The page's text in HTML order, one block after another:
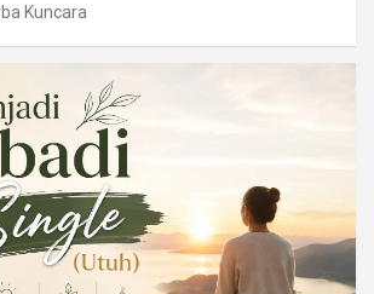
Kuncara